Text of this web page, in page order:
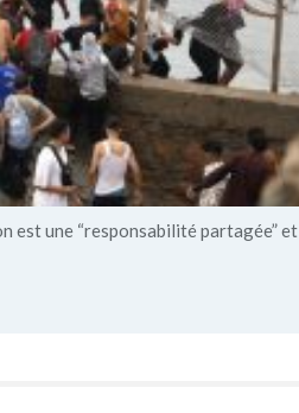
est une “responsabilité partagée” et